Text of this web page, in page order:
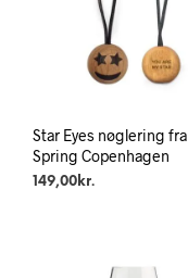
Star Eyes nøglering fra
Spring Copenhagen
149,00 kr.